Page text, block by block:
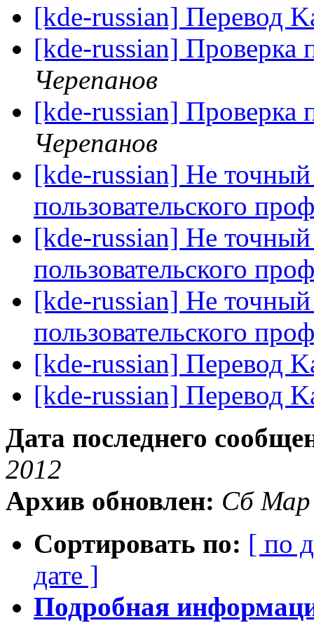
[kde-russian] Перевод
[kde-russian] Проверка
Черепанов
[kde-russian] Проверка
Черепанов
[kde-russian] Не
пользовательского
[kde-russian] Не
пользовательского
[kde-russian] Не
пользовательского
[kde-russian] Перевод
[kde-russian] Перевод
Дата последнего
2012
Архив обновлен: Сб Мар
Сортировать по: [ по
дате ]
Подробная